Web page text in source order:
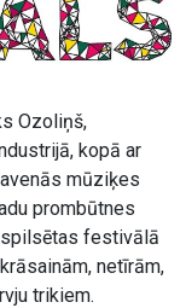
Ozoliņš,
kopā ar
mūziķes
prombūtnes
festivālā
netīrām,
trikiem.